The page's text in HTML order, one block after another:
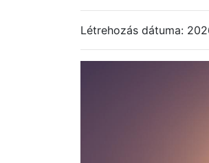
Létrehozás dátuma: